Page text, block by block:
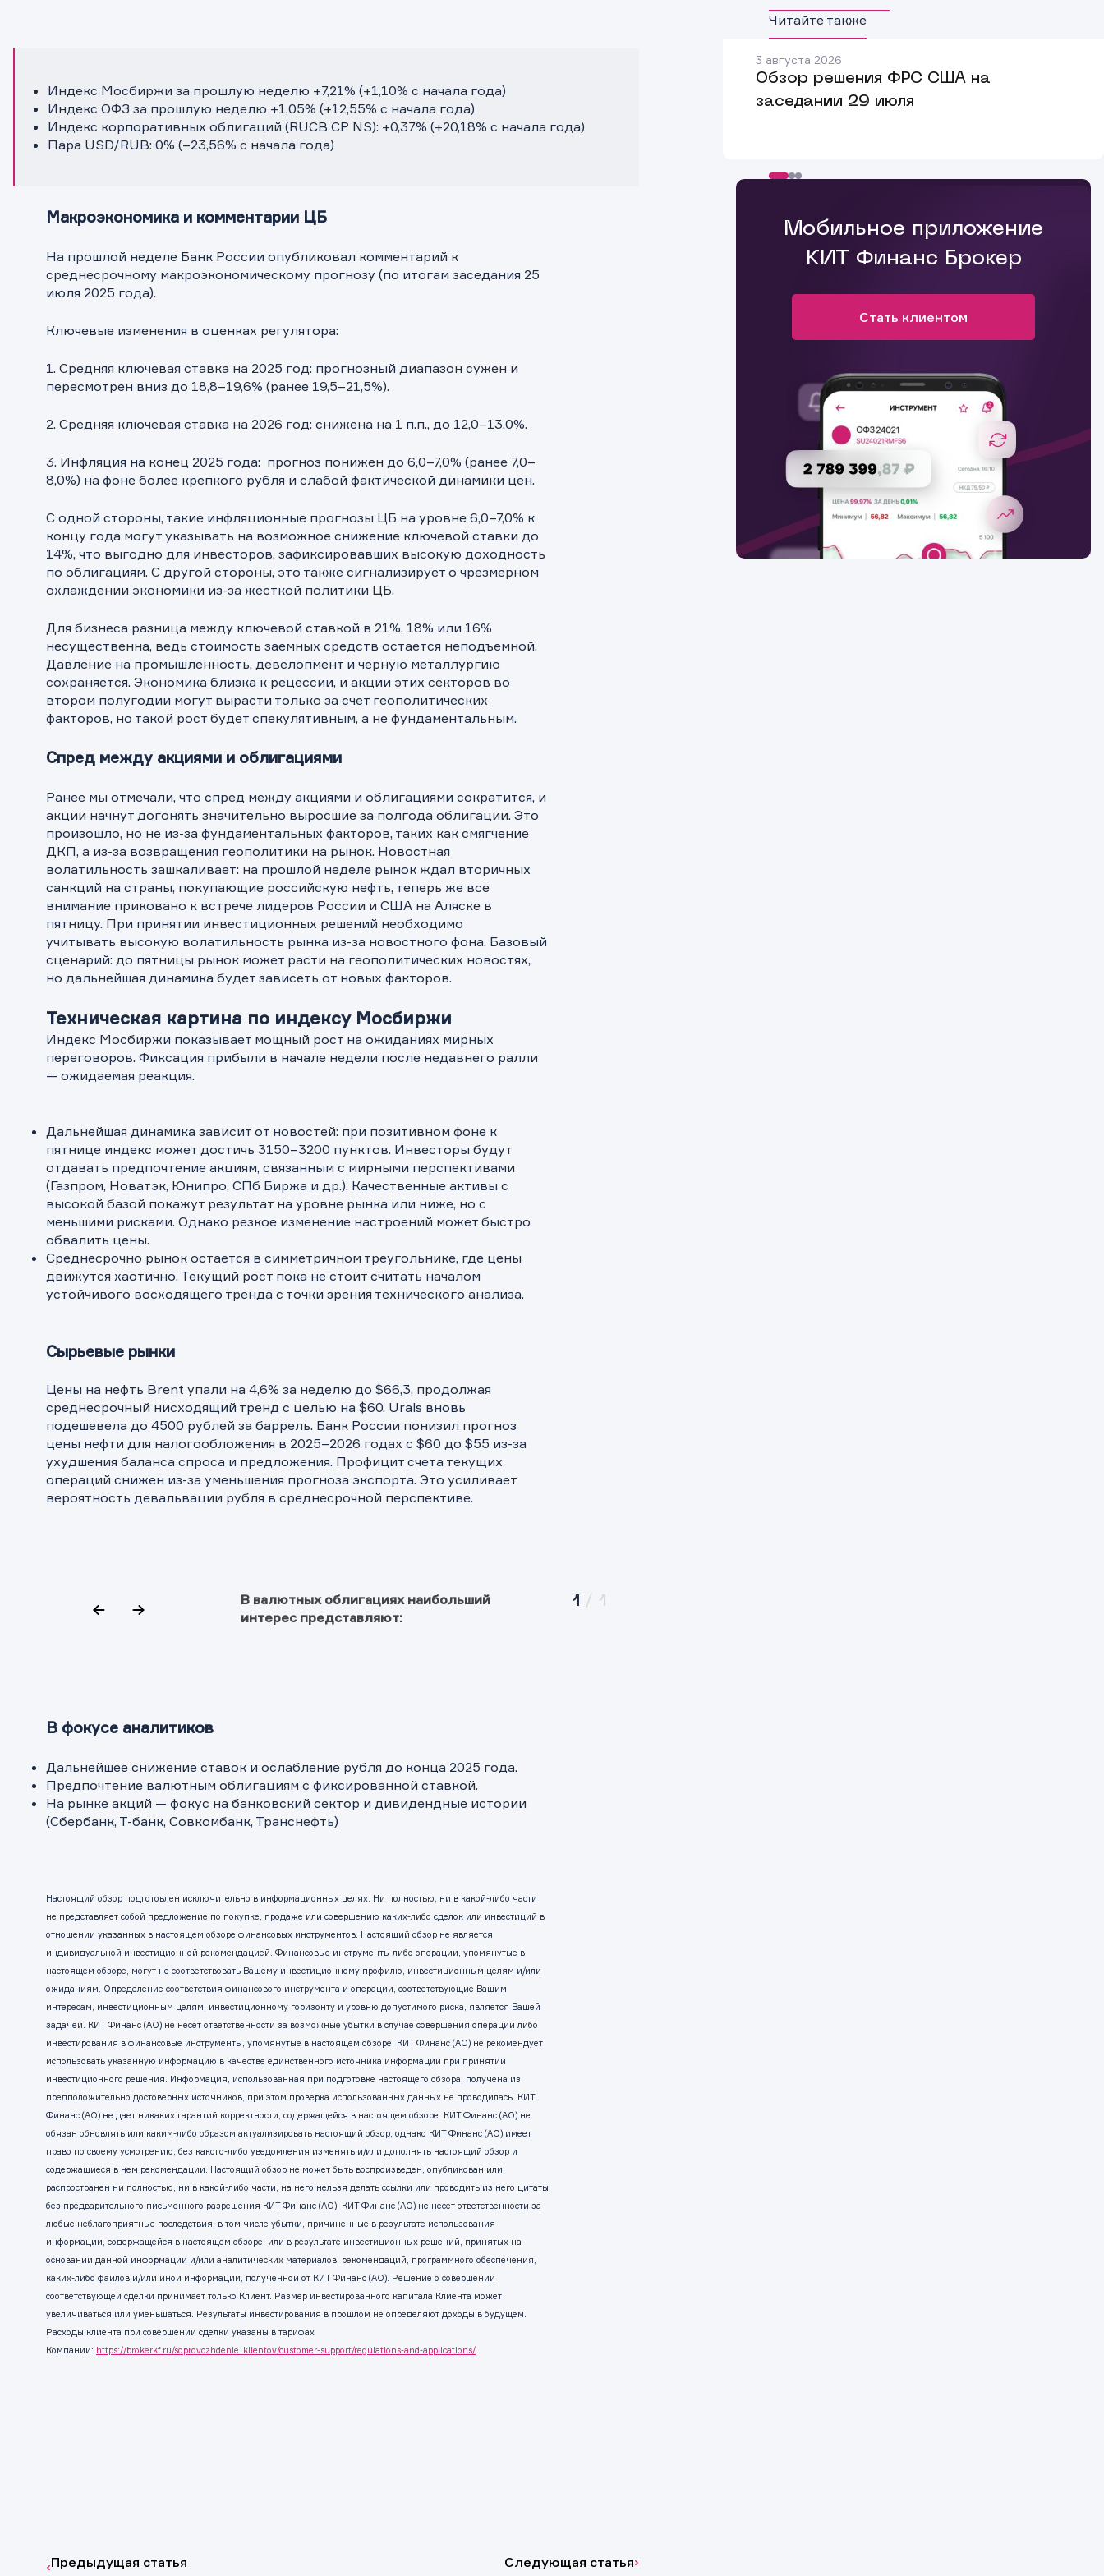
Индекс Мосбиржи за прошлую неделю +7,21% (+1,10% с начала года)
Индекс ОФЗ за прошлую неделю +1,05% (+12,55% с начала года)
Индекс корпоративных облигаций (RUCB CP NS): +0,37% (+20,18% с начала года)
Пара USD/RUB: 0% (–23,56% с начала года)
Макроэкономика и комментарии ЦБ
На прошлой неделе Банк России опубликовал комментарий к
среднесрочному макроэкономическому прогнозу (по итогам заседания 25
июля 2025 года).
Ключевые изменения в оценках регулятора:
1. Средняя ключевая ставка на 2025 год: прогнозный диапазон сужен и
пересмотрен вниз до 18,8–19,6% (ранее 19,5–21,5%).
2. Средняя ключевая ставка на 2026 год: снижена на 1 п.п., до 12,0–13,0%.
3. Инфляция на конец 2025 года: прогноз понижен до 6,0–7,0% (ранее 7,0–
8,0%) на фоне более крепкого рубля и слабой фактической динамики цен.
С одной стороны, такие инфляционные прогнозы ЦБ на уровне 6,0–7,0% к
концу года могут указывать на возможное снижение ключевой ставки до
14%, что выгодно для инвесторов, зафиксировавших высокую доходность
по облигациям. С другой стороны, это также сигнализирует о чрезмерном
охлаждении экономики из-за жесткой политики ЦБ.
Для бизнеса разница между ключевой ставкой в 21%, 18% или 16%
несущественна, ведь стоимость заемных средств остается неподъемной.
Давление на промышленность, девелопмент и черную металлургию
сохраняется. Экономика близка к рецессии, и акции этих секторов во
втором полугодии могут вырасти только за счет геополитических
факторов, но такой рост будет спекулятивным, а не фундаментальным.
Спред между акциями и облигациями
Ранее мы отмечали, что спред между акциями и облигациями сократится, и
акции начнут догонять значительно выросшие за полгода облигации. Это
произошло, но не из-за фундаментальных факторов, таких как смягчение
ДКП, а из-за возвращения геополитики на рынок. Новостная
волатильность зашкаливает: на прошлой неделе рынок ждал вторичных
санкций на страны, покупающие российскую нефть, теперь же все
внимание приковано к встрече лидеров России и США на Аляске в
пятницу. При принятии инвестиционных решений необходимо
учитывать высокую волатильность рынка из-за новостного фона. Базовый
сценарий: до пятницы рынок может расти на геополитических новостях,
но дальнейшая динамика будет зависеть от новых факторов.
Техническая картина по индексу Мосбиржи
Индекс Мосбиржи показывает мощный рост на ожиданиях мирных
переговоров. Фиксация прибыли в начале недели после недавнего ралли
— ожидаемая реакция.
Дальнейшая динамика зависит от новостей: при позитивном фоне к
пятнице индекс может достичь 3150–3200 пунктов. Инвесторы будут
отдавать предпочтение акциям, связанным с мирными перспективами
(Газпром, Новатэк, Юнипро, СПб Биржа и др.). Качественные активы с
высокой базой покажут результат на уровне рынка или ниже, но с
меньшими рисками. Однако резкое изменение настроений может быстро
обвалить цены.
Среднесрочно рынок остается в симметричном треугольнике, где цены
движутся хаотично. Текущий рост пока не стоит считать началом
устойчивого восходящего тренда с точки зрения технического анализа.
Сырьевые рынки
Цены на нефть Brent упали на 4,6% за неделю до $66,3, продолжая
среднесрочный нисходящий тренд с целью на $60. Urals вновь
подешевела до 4500 рублей за баррель. Банк России понизил прогноз
цены нефти для налогообложения в 2025–2026 годах с $60 до $55 из-за
ухудшения баланса спроса и предложения. Профицит счета текущих
операций снижен из-за уменьшения прогноза экспорта. Это усиливает
вероятность девальвации рубля в среднесрочной перспективе.
В валютных облигациях наибольший
интерес представляют:
1 / 1
В фокусе аналитиков
Дальнейшее снижение ставок и ослабление рубля до конца 2025 года.
Предпочтение валютным облигациям с фиксированной ставкой.
На рынке акций — фокус на банковский сектор и дивидендные истории
(Сбербанк, Т-банк, Совкомбанк, Транснефть)
Настоящий обзор подготовлен исключительно в информационных целях. Ни полностью, ни в какой-либо части
не представляет собой предложение по покупке, продаже или совершению каких-либо сделок или инвестиций в
отношении указанных в настоящем обзоре финансовых инструментов. Настоящий обзор не является
индивидуальной инвестиционной рекомендацией. Финансовые инструменты либо операции, упомянутые в
настоящем обзоре, могут не соответствовать Вашему инвестиционному профилю, инвестиционным целям и/или
ожиданиям. Определение соответствия финансового инструмента и операции, соответствующие Вашим
интересам, инвестиционным целям, инвестиционному горизонту и уровню допустимого риска, является Вашей
задачей. КИТ Финанс (АО) не несет ответственности за возможные убытки в случае совершения операций либо
инвестирования в финансовые инструменты, упомянутые в настоящем обзоре. КИТ Финанс (АО) не рекомендует
использовать указанную информацию в качестве единственного источника информации при принятии
инвестиционного решения. Информация, использованная при подготовке настоящего обзора, получена из
предположительно достоверных источников, при этом проверка использованных данных не проводилась. КИТ
Финанс (АО) не дает никаких гарантий корректности, содержащейся в настоящем обзоре. КИТ Финанс (АО) не
обязан обновлять или каким-либо образом актуализировать настоящий обзор, однако КИТ Финанс (АО) имеет
право по своему усмотрению, без какого-либо уведомления изменять и/или дополнять настоящий обзор и
содержащиеся в нем рекомендации. Настоящий обзор не может быть воспроизведен, опубликован или
распространен ни полностью, ни в какой-либо части, на него нельзя делать ссылки или проводить из него цитаты
без предварительного письменного разрешения КИТ Финанс (АО). КИТ Финанс (АО) не несет ответственности за
любые неблагоприятные последствия, в том числе убытки, причиненные в результате использования
информации, содержащейся в настоящем обзоре, или в результате инвестиционных решений, принятых на
основании данной информации и/или аналитических материалов, рекомендаций, программного обеспечения,
каких-либо файлов и/или иной информации, полученной от КИТ Финанс (АО). Решение о совершении
соответствующей сделки принимает только Клиент. Размер инвестированного капитала Клиента может
увеличиваться или уменьшаться. Результаты инвестирования в прошлом не определяют доходы в будущем.
Расходы клиента при совершении сделки указаны в тарифах
Компании: https://brokerkf.ru/soprovozhdenie_klientov/customer-support/regulations-and-applications/
Предыдущая статья
Следующая статья
Читайте также
3 августа 2026
Обзор решения ФРС США на
заседании 29 июля
Мобильное приложение
КИТ Финанс Брокер
Стать клиентом
Обращение в компанию
Спасибо! Ваше сообщение успешно отправлено. Мы свяжемся с Вами в
ближайшее время.
Обращение в компанию
Ваше обращение отправлено в компанию.
Заявка на предоставление информации.
Спасибо! Ваша заявка успешно отправлена.